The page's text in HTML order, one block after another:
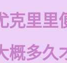
克里里
概多久